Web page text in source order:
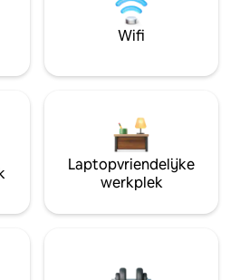
Wifi
Laptopvriendelijke
werkplek